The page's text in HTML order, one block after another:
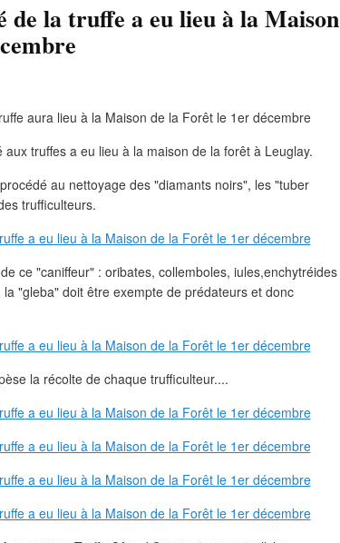
de la truffe a eu lieu à la Maison
truffes a eu lieu à la maison de la forêt à Leuglay.
au nettoyage des "diamants noirs", les "tuber
trufficulteurs.
ce "caniffeur" : oribates, collemboles, iules,enchytréides
"gleba" doit être exempte de prédateurs et donc
la récolte de chaque trufficulteur....